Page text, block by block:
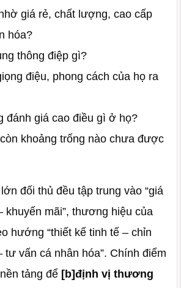
giá rẻ, chất lượng, cao cấp
hóa?
thông điệp gì?
điệu, phong cách của họ ra
đánh giá cao điều gì ở họ?
khoảng trống nào chưa được
đối thủ đều tập trung vào “giá
khuyến mãi”, thương hiệu của
hướng “thiết kế tinh tế – chỉn
tư vấn cá nhân hóa”. Chính điểm
tảng để [b]định vị thương